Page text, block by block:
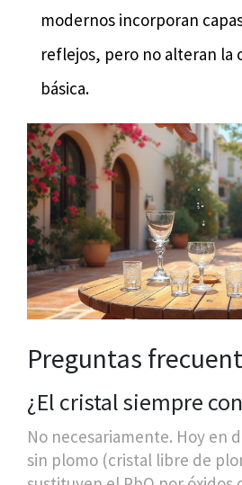
modernos incorporan
reflejos, pero no alteran la
básica.
Preguntas
¿El cristal siempre
No necesariamente. Hoy en
sin plomo (cristal libre de